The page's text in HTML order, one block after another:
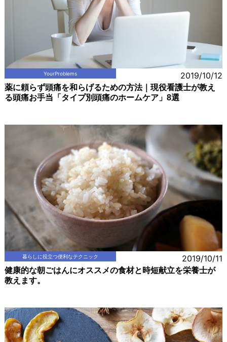
YourProblems 2019/10/12
薬に頼らず頭痛を和らげるための方法｜現役看護士が教え
る頭痛お手当「タイプ別頭痛のホームケア」8選
暮らしに役立つ便利なテクニック 2019/10/11
健康的な朝ごはんにオススメの食材と時短献立を栄養士が
教えます。